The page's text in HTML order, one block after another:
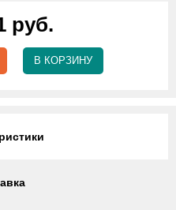
руб.
В КОРЗИНУ